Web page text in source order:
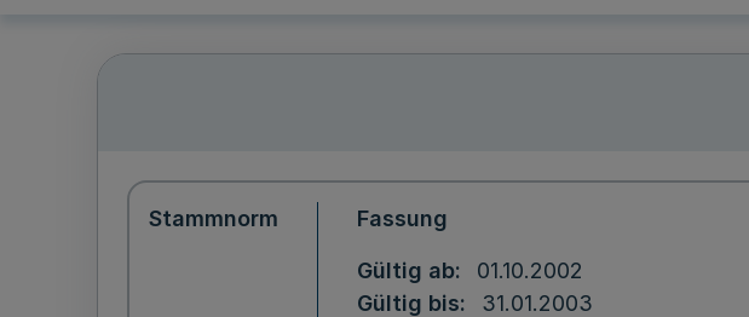
Stammnorm Fassung
Gültig ab
01.10.2002
Gültig bis
31.01.2003